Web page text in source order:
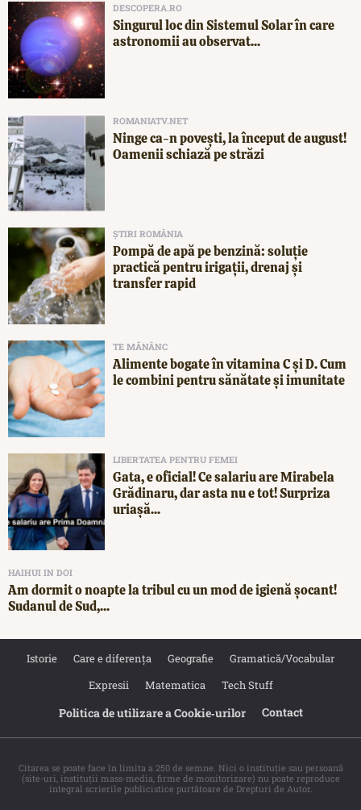
DESCOPERA.RO
Singurul loc din Sistemul Solar în care
astronomii au observat...
ROMANIATV.NET
Ninge ca-n povești, la început de august!
Oamenii schiază pe străzi
ȘTIRI ROMÂNIA
Pompă de apă pe benzină: soluție
practică pentru irigații, drenaj și
transfer rapid
TE MĂNÂNC
Alimente bogate în vitamina C și D. Cum
le combini pentru sănătate și imunitate
LIBERTATEA PENTRU FEMEI
Gata, e oficial! Ce salariu are Mirabela
Grădinaru, dar asta nu e tot! Surpriza
uriașă...
HAIHUI IN DOI
Am dormit o noapte la tribul cu un mod de igienă șocant!
Sudanul de Sud,...
Istorie Care e diferența Geografie
Gramatică/Vocabular
Expresii
Matematica Tech Stuff
Politica de utilizare a Cookie‐urilor Contact
Citarea se poate face în limita a 250 de semne. Nici o instituţie sau persoană
(site-uri, instituţii mass-media, firme de monitorizare) nu poate reproduce
integral scrierile publicistice purtătoare de Drepturi de Autor.